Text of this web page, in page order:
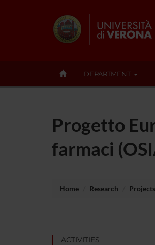
DEPARTMENT
Progetto
farmaci
Home Research Projects
ACTIVITIES